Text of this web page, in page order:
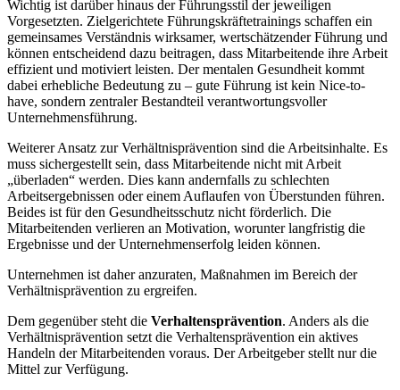
Wichtig ist darüber hinaus der Führungsstil der jeweiligen
Vorgesetzten. Zielgerichtete Führungskräftetrainings schaffen ein
gemeinsames Verständnis wirksamer, wertschätzender Führung und
können entscheidend dazu beitragen, dass Mitarbeitende ihre Arbeit
effizient und motiviert leisten. Der mentalen Gesundheit kommt
dabei erhebliche Bedeutung zu – gute Führung ist kein Nice-to-
have, sondern zentraler Bestandteil verantwortungsvoller
Unternehmensführung.
Weiterer Ansatz zur Verhältnisprävention sind die Arbeitsinhalte. Es
muss sichergestellt sein, dass Mitarbeitende nicht mit Arbeit
„überladen“ werden. Dies kann andernfalls zu schlechten
Arbeitsergebnissen oder einem Auflaufen von Überstunden führen.
Beides ist für den Gesundheitsschutz nicht förderlich. Die
Mitarbeitenden verlieren an Motivation, worunter langfristig die
Ergebnisse und der Unternehmenserfolg leiden können.
Unternehmen ist daher anzuraten, Maßnahmen im Bereich der
Verhältnisprävention zu ergreifen.
Dem gegenüber steht die Verhaltensprävention. Anders als die
Verhältnisprävention setzt die Verhaltensprävention ein aktives
Handeln der Mitarbeitenden voraus. Der Arbeitgeber stellt nur die
Mittel zur Verfügung.